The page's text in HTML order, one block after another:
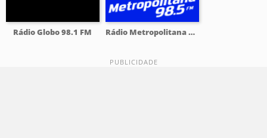
Rádio Globo 98.1 FM Rádio Metropolitana 98.5 FM